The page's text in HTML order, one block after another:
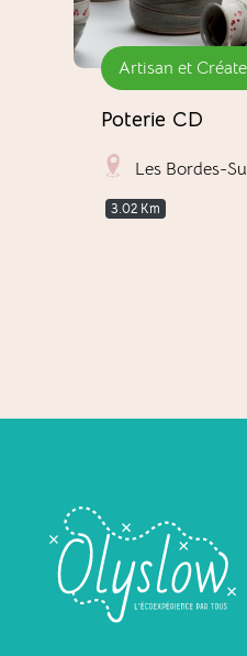
Artisan et
Poterie CD
Les Bordes-
3.02 Km